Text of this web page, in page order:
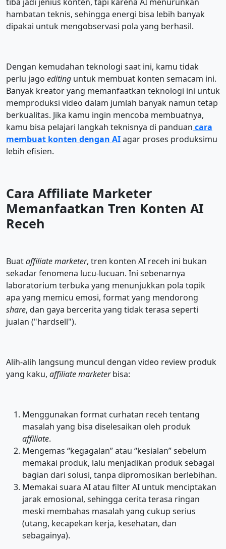
hambatan teknis, sehingga energi bisa lebih banyak
dipakai untuk mengobservasi pola yang berhasil.
Dengan kemudahan teknologi saat ini, kamu tidak
perlu jago editing untuk membuat konten semacam ini.
Banyak kreator yang memanfaatkan teknologi ini untuk
memproduksi video dalam jumlah banyak namun tetap
berkualitas. Jika kamu ingin mencoba membuatnya,
kamu bisa pelajari langkah teknisnya di panduan cara
membuat konten dengan AIagar proses produksimu
lebih efisien.
Cara Affiliate Marketer
Memanfaatkan Tren Konten AI
Receh
Buataffiliate marketer, tren konten AI receh ini bukan
sekadar fenomena lucu-lucuan. Ini sebenarnya
laboratorium terbuka yang menunjukkan pola topik
apa yang memicu emosi, format yang mendorong
share, dan gaya bercerita yang tidak terasa seperti
jualan ("hardsell").
Alih-alih langsung muncul dengan video review produk
yang kaku, affiliate marketerbisa:
Menggunakan format curhatan receh tentang
masalah yang bisa diselesaikan oleh produk
affiliate.
Mengemas “kegagalan” atau “kesialan” sebelum
memakai produk, lalu menjadikan produk sebagai
bagian dari solusi, tanpa dipromosikan berlebihan.
Memakai suara AI atau filter AI untuk menciptakan
jarak emosional, sehingga cerita terasa ringan
meski membahas masalah yang cukup serius
(utang, kecapekan kerja, kesehatan, dan
sebagainya).